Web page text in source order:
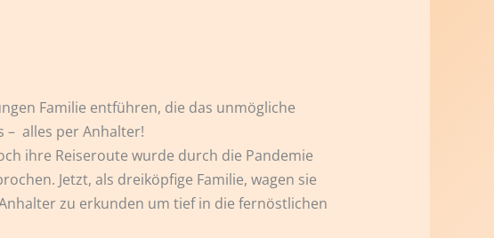
Familie entführen, die das unmögliche
– alles per Anhalter!
ihre Reiseroute wurde durch die Pandemie
Jetzt, als dreiköpfige Familie, wagen sie
zu erkunden um tief in die fernöstlichen